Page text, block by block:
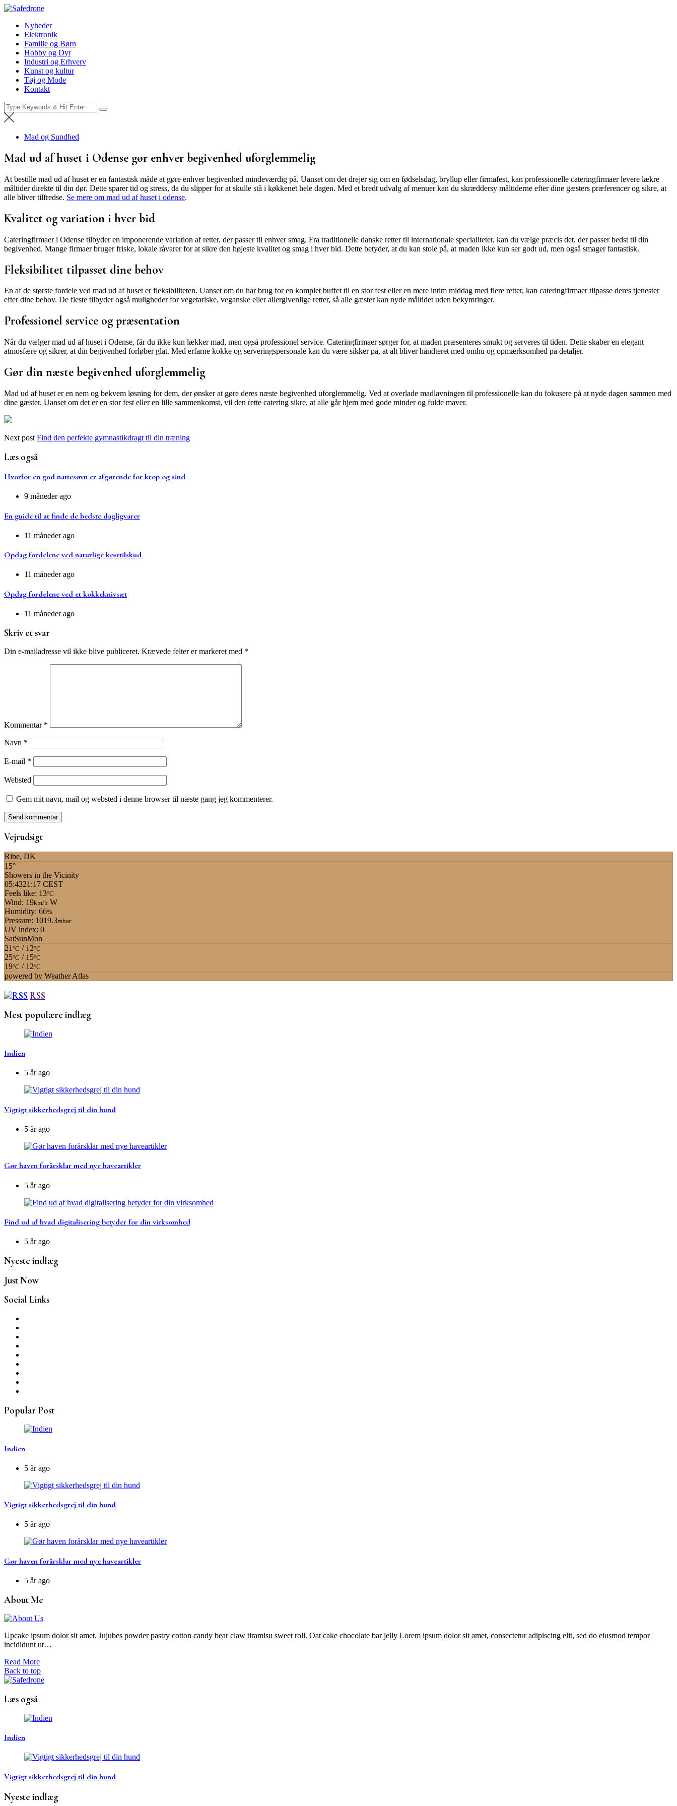
Skip
content
NyhederNyheder
Elektronik
Familie og Børn
Hobby og Dyr
Industri og Erhverv
Kunst og kultur
Tøj og Mode
Kontakt
Search
for:
Mad og Sundhed
Mad ud af huset i Odense gør enhver begivenhed uforglemmelig
At bestille mad ud af huset er en fantastisk måde at gøre enhver begivenhed mindeværdig på. Uanset om det drejer sig om en fødselsdag, bryllup eller firmafest, kan professionelle cateringfirmaer levere lækre
måltider direkte til din dør. Dette sparer tid og stress, da du slipper for at skulle stå i køkkenet hele dagen. Med et bredt udvalg af menuer kan du skræddersy måltiderne efter dine gæsters præferencer og sikre, at
alle bliver tilfredse. Se mere om mad ud af huset i odense.
Kvalitet og variation i hver bid
Cateringfirmaer i Odense tilbyder en imponerende variation af retter, der passer til enhver smag. Fra traditionelle danske retter til internationale specialiteter, kan du vælge præcis det, der passer bedst til din
begivenhed. Mange firmaer bruger friske, lokale råvarer for at sikre den højeste kvalitet og smag i hver bid. Dette betyder, at du kan stole på, at maden ikke kun ser godt ud, men også smager fantastisk.
Fleksibilitet tilpasset dine behov
En af de største fordele ved mad ud af huset er fleksibiliteten. Uanset om du har brug for en komplet buffet til en stor fest eller en mere intim middag med flere retter, kan cateringfirmaer tilpasse deres tjenester
efter dine behov. De fleste tilbyder også muligheder for vegetariske, veganske eller allergivenlige retter, så alle gæster kan nyde måltidet uden bekymringer.
Professionel service og præsentation
Når du vælger mad ud af huset i Odense, får du ikke kun lækker mad, men også professionel service. Cateringfirmaer sørger for, at maden præsenteres smukt og serveres til tiden. Dette skaber en elegant
atmosfære og sikrer, at din begivenhed forløber glat. Med erfarne kokke og serveringspersonale kan du være sikker på, at alt bliver håndteret med omhu og opmærksomhed på detaljer.
Gør din næste begivenhed uforglemmelig
Mad ud af huset er en nem og bekvem løsning for dem, der ønsker at gøre deres næste begivenhed uforglemmelig. Ved at overlade madlavningen til professionelle kan du fokusere på at nyde dagen sammen med
dine gæster. Uanset om det er en stor fest eller en lille sammenkomst, vil den rette catering sikre, at alle går hjem med gode minder og fulde maver.
Next post Find den perfekte gymnastikdragt til din træning
Læs også
Hvorfor en god nattesøvn er afgørende for krop og sind
9 måneder ago
En guide til at finde de bedste dagligvarer
11 måneder ago
Opdag fordelene ved naturlige kosttilskud
11 måneder ago
Opdag fordelene ved et kokkeknivsæt
11 måneder ago
Skriv et svar
Din e-mailadresse vil ikke blive publiceret. Krævede felter er markeret med *
Kommentar *
Navn *
E-mail *
Websted
Gem mit navn, mail og websted i denne browser til næste gang jeg kommenterer.
Vejrudsigt
Ribe, DK
15°
Showers in the Vicinity
05:4321:17 CEST
Feels like: 13°C
Wind: 19km/h W
Humidity: 66%
Pressure: 1019.3mbar
UV index: 0
SatSunMon
21 °C / 12°C
25°C / 15°C
19°C / 12°C
powered by Weather Atlas
RSS
Mest populære indlæg
Indien
5 år ago
Vigtigt sikkerhedsgrej til din hund
5 år ago
Gør haven forårsklar med nye haveartikler
5 år ago
Find ud af hvad digitalisering betyder for din virksomhed
5 år ago
Nyeste indlæg
Just Now
Social Links
Popular Post
Indien
5 år ago
Vigtigt sikkerhedsgrej til din hund
5 år ago
Gør haven forårsklar med nye haveartikler
5 år ago
About Me
Upcake ipsum dolor sit amet. Jujubes powder pastry cotton candy bear claw tiramisu sweet roll. Oat cake chocolate bar jelly Lorem ipsum dolor sit amet, consectetur adipiscing elit, sed do eiusmod tempor
incididunt ut…
Read More
Back to top
Læs også
Indien
Vigtigt sikkerhedsgrej til din hund
Nyeste indlæg